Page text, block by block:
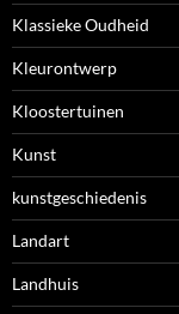
Klassieke Oudheid
Kleurontwerp
Kloostertuinen
Kunst
kunstgeschiedenis
Landart
Landhuis